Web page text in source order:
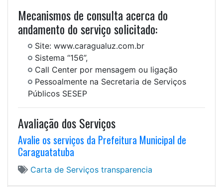
Mecanismos de consulta acerca do
andamento do serviço solicitado:
Site: www.caragualuz.com.br
Sistema “156”,
Call Center por mensagem ou ligação
Pessoalmente na Secretaria de Serviços
Públicos SESEP
Avaliação dos Serviços
Avalie os serviços da Prefeitura Municipal de
Caraguatatuba
Carta de Serviços transparencia